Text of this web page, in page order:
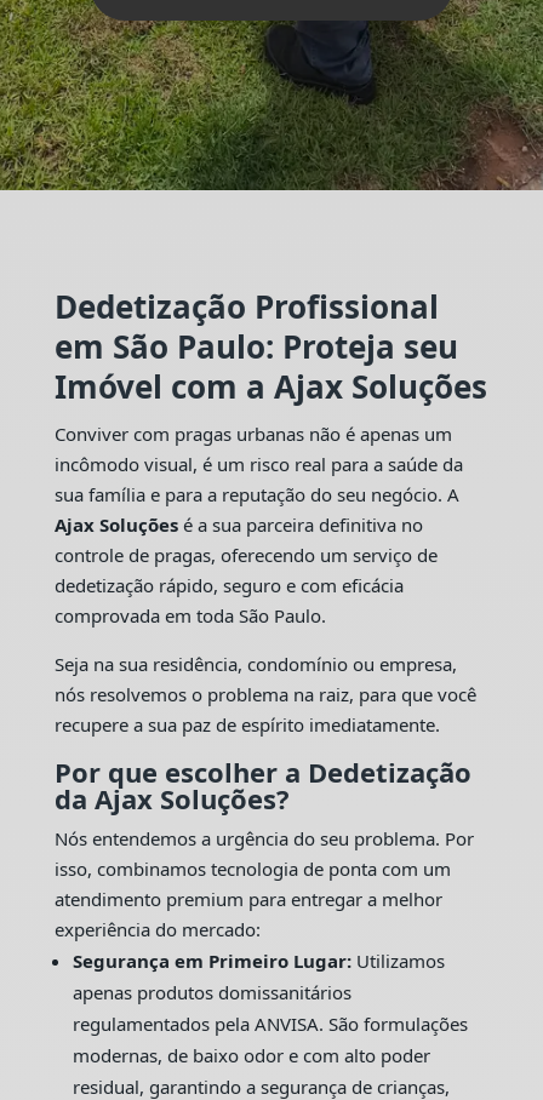
Dedetização Profissional
em São Paulo: Proteja seu
Imóvel com a Ajax Soluções
Conviver com pragas urbanas não é apenas um
incômodo visual, é um risco real para a saúde da
sua família e para a reputação do seu negócio. A
Ajax Soluçõesé a sua parceira definitiva no
controle de pragas, oferecendo um serviço de
dedetização rápido, seguro e com eficácia
comprovada em toda São Paulo.
Seja na sua residência, condomínio ou empresa,
nós resolvemos o problema na raiz, para que você
recupere a sua paz de espírito imediatamente.
Por que escolher a Dedetização
da Ajax Soluções?
Nós entendemos a urgência do seu problema. Por
isso, combinamos tecnologia de ponta com um
atendimento premium para entregar a melhor
experiência do mercado:
Segurança em Primeiro Lugar:Utilizamos
apenas produtos domissanitários
regulamentados pela ANVISA. São formulações
modernas, de baixo odor e com alto poder
residual, garantindo a segurança de crianças,